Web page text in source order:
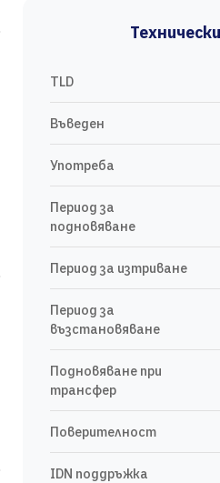
TLD
Въведен
Употреба
Период за
подновяване
Период за изтриване
Период за
възстановяване
Подновяване при
трансфер
Поверителност
IDN поддръжка